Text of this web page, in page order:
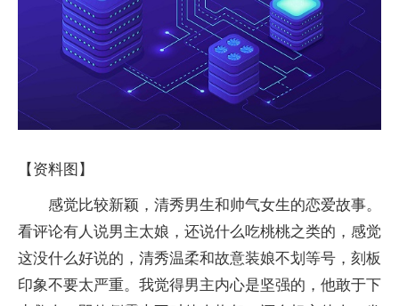
【资料图】
感觉比较新颖，清秀男生和帅气女生的恋爱故事。
看评论有人说男主太娘，还说什么吃桃桃之类的，感觉
这没什么好说的，清秀温柔和故意装娘不划等号，刻板
印象不要太严重。我觉得男主内心是坚强的，他敢于下